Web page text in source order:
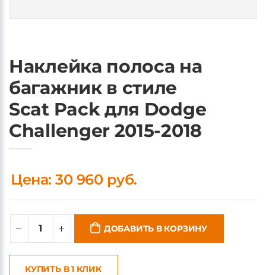
Наклейка полоса на
багажник в стиле
Scat Pack для Dodge
Challenger 2015-2018
Цена: 30 960 руб.
ДОБАВИТЬ В КОРЗИНУ
КУПИТЬ В 1 КЛИК